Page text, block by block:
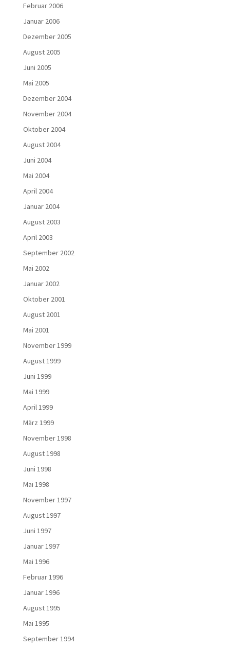
Februar 2006
Januar 2006
Dezember 2005
August 2005
Juni 2005
Mai 2005
Dezember 2004
November 2004
Oktober 2004
August 2004
Juni 2004
Mai 2004
April 2004
Januar 2004
August 2003
April 2003
September 2002
Mai 2002
Januar 2002
Oktober 2001
August 2001
Mai 2001
November 1999
August 1999
Juni 1999
Mai 1999
April 1999
März 1999
November 1998
August 1998
Juni 1998
Mai 1998
November 1997
August 1997
Juni 1997
Januar 1997
Mai 1996
Februar 1996
Januar 1996
August 1995
Mai 1995
September 1994